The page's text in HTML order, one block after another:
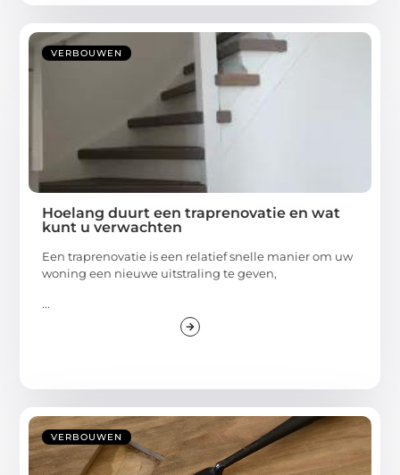
VERBOUWEN
Hoelang duurt een traprenovatie en wat
kunt u verwachten
Een traprenovatie is een relatief snelle manier om uw
woning een nieuwe uitstraling te geven,
...
VERBOUWEN